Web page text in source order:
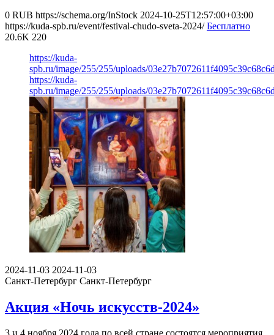
0 RUB https://schema.org/InStock 2024-10-25T12:57:00+03:00
https://kuda-spb.ru/event/festival-chudo-sveta-2024/ Бесплатно
20.6K 220
https://kuda-
spb.ru/image/255/255/uploads/
https://kuda-
spb.ru/image/255/255/uploads/
2024-11-03 2024-11-03
Санкт-Петербург Санкт-Петербург
Акция «Ночь искусств-2024»
3 и 4 ноября 2024 года по всей стране состоятся мероприятия